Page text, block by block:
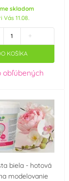
skladom
Vás 11.08.
+
KOŠÍKA
obľúbených
biela - hotová
modelovanie